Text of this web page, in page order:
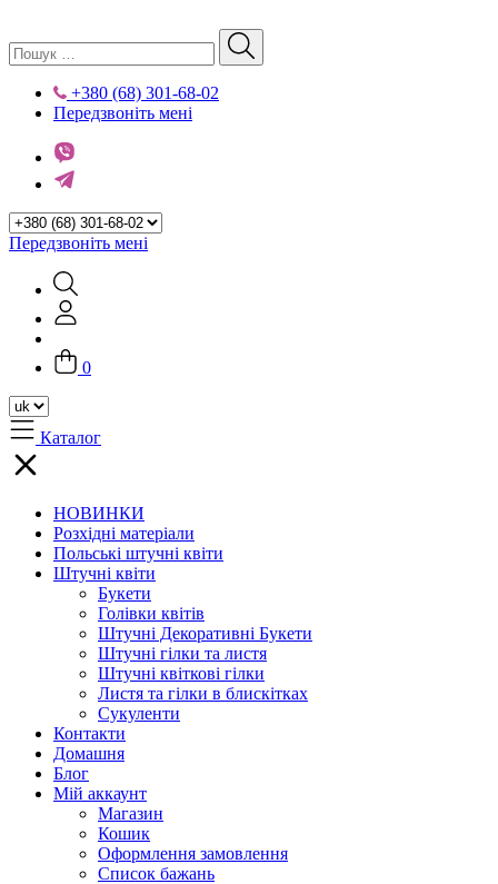
+380 (68) 301-68-02
Передзвоніть мені
Передзвоніть мені
0
Каталог
НОВИНКИ
Розхідні матеріали
Польські штучні квіти
Штучні квіти
Букети
Голівки квітів
Штучні Декоративні Букети
Штучні гілки та листя
Штучні квіткові гілки
Листя та гілки в блискітках
Сукуленти
Контакти
Домашня
Блог
Мій аккаунт
Магазин
Кошик
Оформлення замовлення
Список бажань